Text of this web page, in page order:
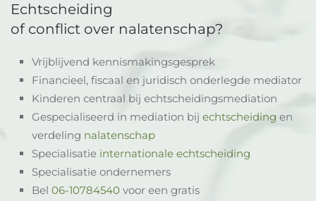
Echtscheiding
of conflict over nalatenschap?
Vrijblijvend kennismakingsgesprek
Financieel, fiscaal en juridisch onderlegde mediator
Kinderen centraal bij echtscheidingsmediation
Gespecialiseerd in mediation bij echtscheiding en
verdeling nalatenschap
Specialisatie internationale echtscheiding
Specialisatie ondernemers
Bel 06-10784540 voor een gratis